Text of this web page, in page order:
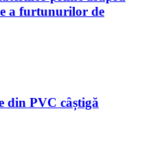
a furtunurilor de
din PVC câștigă